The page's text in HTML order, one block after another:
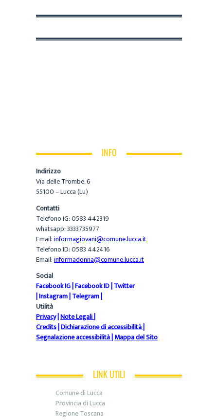
INFO
Indirizzo
Via delle Trombe, 6
55100 – Lucca (Lu)
Contatti
Telefono IG: 0583 442319
whatsapp: 3333735977
Email:informagiovani@comune.lucca.it
Telefono ID: 0583 442416
Email:informadonna@comune.lucca.it
Social
Facebook IG|Facebook ID|Twitter
|Instagram|Telegram|
Utilità
Privacy|Note Legali|
Credits|Dichiarazione di accessibilità|
Segnalazione accessibilità|Mappa del Sito
LINK UTILI
Comune di Lucca
Provincia di Lucca
Regione Toscana